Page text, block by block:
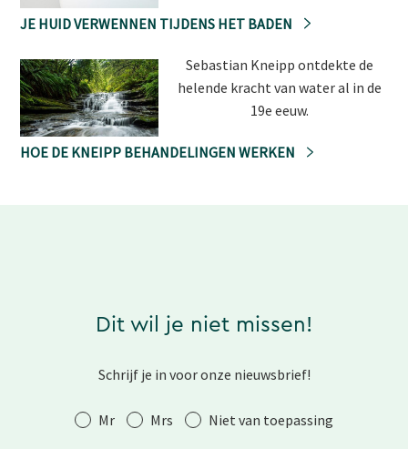
JE HUID VERWENNEN TIJDENS HET BADEN
Sebastian Kneipp ontdekte de
helende kracht van water al in de
19e eeuw.
HOE DE KNEIPP BEHANDELINGEN WERKEN
Dit wil je niet missen!
Schrijf je in voor onze nieuwsbrief!
Aanhef Mr Mrs Niet van toepassing